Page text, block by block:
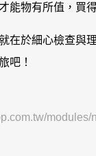
能物有所值，買
在於細心檢查與
吧！